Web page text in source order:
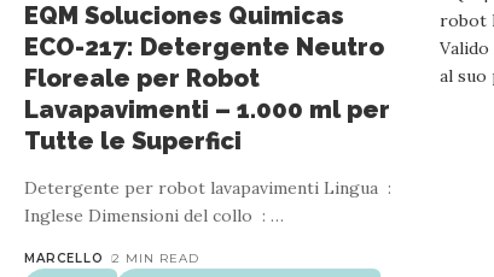
EQM Soluciones Quimicas
ECO-217: Detergente Neutro
Floreale per Robot
Lavapavimenti – 1.000 ml per
Tutte le Superfici
Detergente per robot lavapavimenti Lingua ‏ : ‎
Inglese Dimensioni del collo ‏ : ‎ …
MARCELLO 2 MIN READ